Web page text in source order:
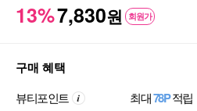
13%7,830원 회원가
구매 혜택
뷰티포인트 최대78P적립